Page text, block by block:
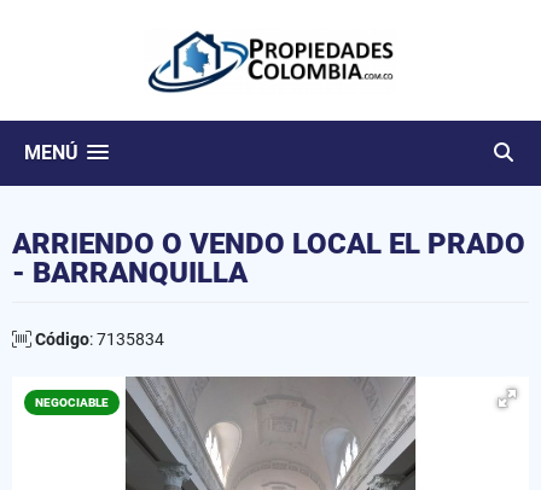
MENÚ
ARRIENDO O VENDO LOCAL EL PRADO
- BARRANQUILLA
Código: 7135834
NEGOCIABLE